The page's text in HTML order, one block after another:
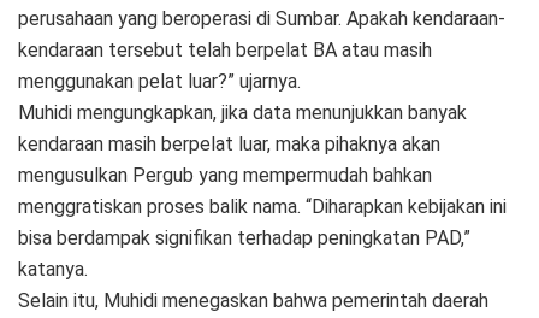
perusahaan yang beroperasi di Sumbar. Apakah kendaraan-
kendaraan tersebut telah berpelat BA atau masih
menggunakan pelat luar?” ujarnya.
Muhidi mengungkapkan, jika data menunjukkan banyak
kendaraan masih berpelat luar, maka pihaknya akan
mengusulkan Pergub yang mempermudah bahkan
menggratiskan proses balik nama. “Diharapkan kebijakan ini
bisa berdampak signifikan terhadap peningkatan PAD,”
katanya.
Selain itu, Muhidi menegaskan bahwa pemerintah daerah